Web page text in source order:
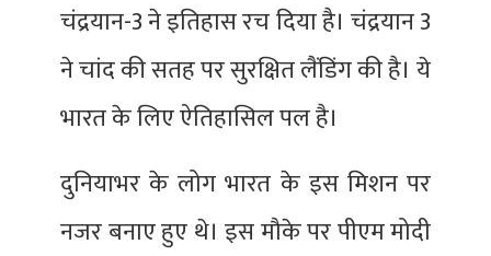
चंद्रयान-3 ने इतिहास रच दिया है। चंद्रयान 3
ने चांद की सतह पर सुरक्षित लैंडिंग की है। ये
भारत के लिए ऐतिहासिल पल है।
दुनियाभर के लोग भारत के इस मिशन पर
नजर बनाए हुए थे। इस मौके पर पीएम मोदी